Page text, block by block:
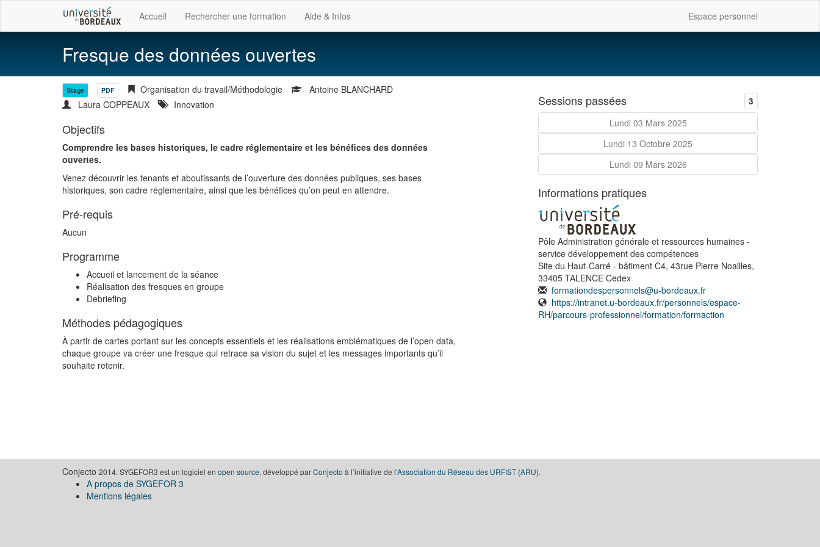
Accueil Rechercher une formation Aide & Infos Espace personnel
Fresque des données ouvertes
Stage PDF Organisation du travail/Méthodologie
Antoine BLANCHARD
Laura COPPEAUX
Innovation
Objectifs
Comprendre les bases historiques, le cadre réglementaire et les bénéfices des données
ouvertes.
Venez découvrir les tenants et aboutissants de l’ouverture des données publiques, ses bases
historiques, son cadre réglementaire, ainsi que les bénéfices qu’on peut en attendre.
Pré-requis
Aucun
Programme
Accueil et lancement de la séance
Réalisation des fresques en groupe
Debriefing
Méthodes pédagogiques
À partir de cartes portant sur les concepts essentiels et les réalisations emblématiques de l’open data,
chaque groupe va créer une fresque qui retrace sa vision du sujet et les messages importants qu’il
souhaite retenir.
Sessions passées 3
Lundi 03 Mars 2025
Lundi 13 Octobre 2025
Lundi 09 Mars 2026
Informations pratiques
Pôle Administration générale et ressources humaines -
service développement des compétences
Site du Haut-Carré - bâtiment C4, 43rue Pierre Noailles,
33405 TALENCE Cedex
formationdespersonnels@u-bordeaux.fr
https://intranet.u-bordeaux.fr/personnels/espace-
RH/parcours-professionnel/formation/formaction
Conjecto 2014. SYGEFOR3 est un logiciel en open source, développé parConjecto à l’initiative de l’Association du Réseau des URFIST (ARU).
A propos de SYGEFOR 3
Mentions légales